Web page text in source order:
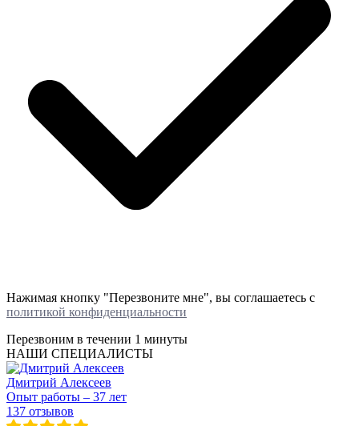
Нажимая кнопку "Перезвоните мне", вы соглашаетесь с
политикой конфиденциальности
Перезвоним в течении 1 минуты
НАШИ СПЕЦИАЛИСТЫ
Дмитрий Алексеев
Опыт работы – 37 лет
137 отзывов